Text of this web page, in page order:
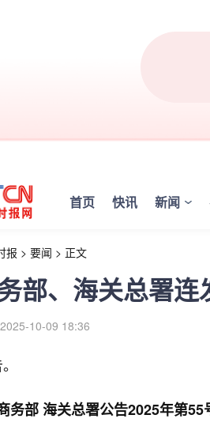
首页 快讯 新闻
报 > 要闻 > 正文
部、海关总署连
2025-10-09 18:36
务部 海关总署公告2025年第